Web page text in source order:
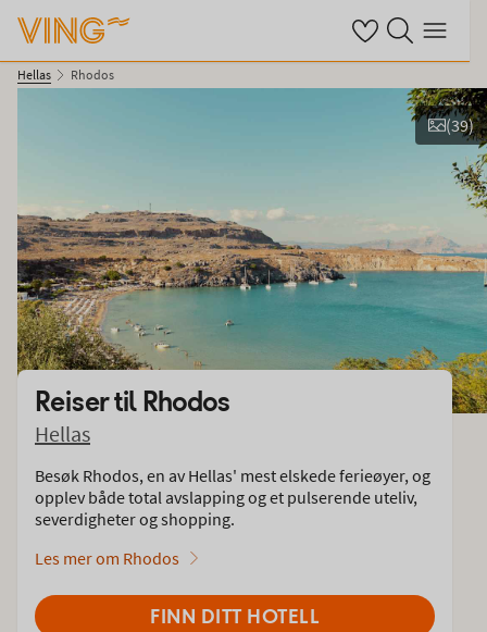
Se dine sparte
Søk på ving.no
Meny
Hellas Rhodos
Se bilder og film
(39)
Reiser til Rhodos
Hellas
Besøk Rhodos, en av Hellas' mest elskede ferieøyer, og
opplev både total avslapping og et pulserende uteliv,
severdigheter og shopping.
Les mer om Rhodos
FINN DITT HOTELL